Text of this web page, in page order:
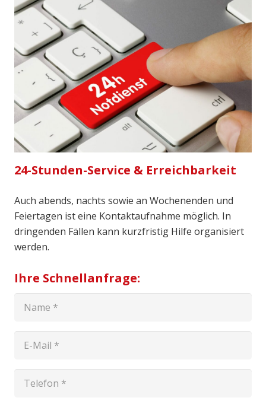
24-Stunden-Service & Erreichbarkeit
Auch abends, nachts sowie an Wochenenden und
Feiertagen ist eine Kontaktaufnahme möglich. In
dringenden Fällen kann kurzfristig Hilfe organisiert
werden.
Ihre Schnellanfrage: